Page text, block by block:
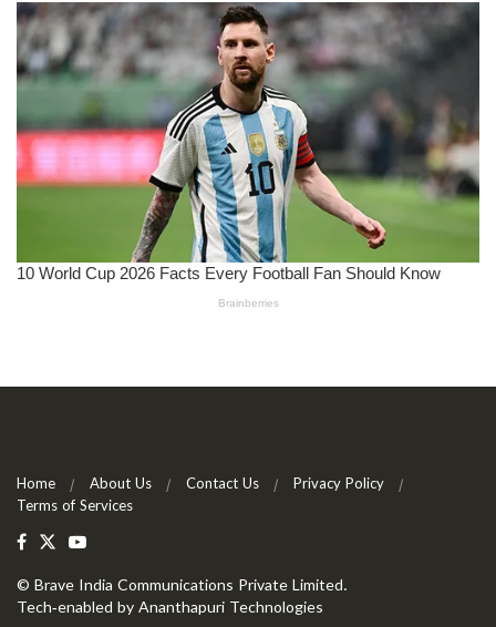
Home About Us Contact Us
Privacy Policy
Terms of Services
© Brave India Communications Private Limited.
Tech-enabled by Ananthapuri Technologies